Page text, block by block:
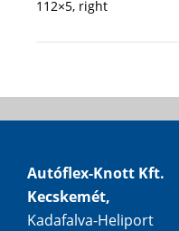
112×5, right
Autóflex-Knott Kft.
Kecskemét,
Kadafalva-Heliport